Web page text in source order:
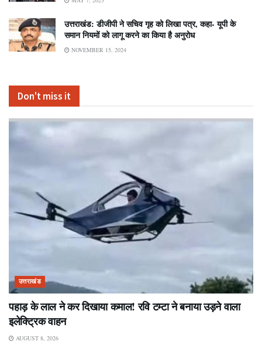
उत्तराखंड: डीजीपी ने सचिव गृह को लिखा पत्र, कहा- यूपी के
समान नियमों को लागू करने का किया है अनुरोध
NOVEMBER 15, 2024
Don't miss it
उत्तराखंड
पहाड़ के लाल ने कर दिखाया कमाल! रवि टम्टा ने बनाया उड़ने वाला
इलेक्ट्रिक वाहन
AUGUST 8, 2026